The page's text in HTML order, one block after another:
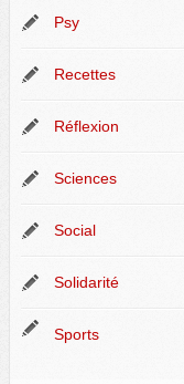
Psy
Recettes
Réflexion
Sciences
Social
Solidarité
Sports